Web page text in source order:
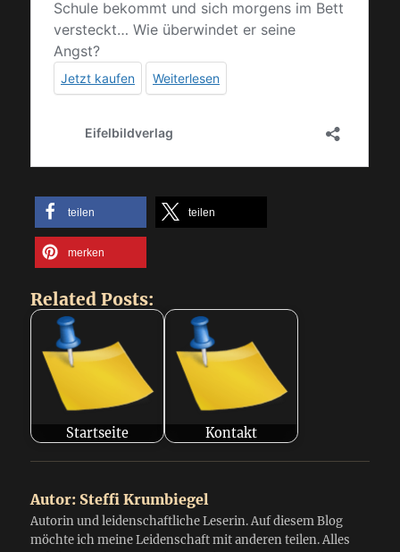
teilen teilen
merken
Related Posts:
Startseite Kontakt
Autor: Steffi Krumbiegel
Autorin und leidenschaftliche Leserin. Auf diesem Blog
möchte ich meine Leidenschaft mit anderen teilen. Alles